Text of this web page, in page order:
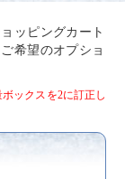
ッピングカート
希望のオプショ
ックスを2に訂正し